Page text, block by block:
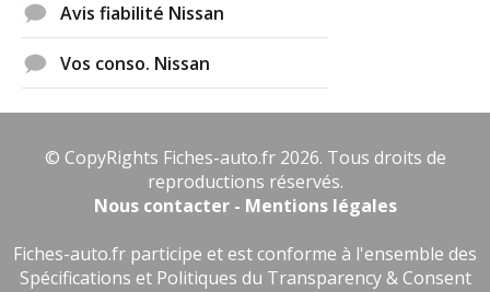
Avis fiabilité Nissan
Vos conso. Nissan
© CopyRights Fiches-auto.fr 2026. Tous droits de
reproductions réservés.
Nous contacter - Mentions légales
Fiches-auto.fr participe et est conforme à l'ensemble des
Spécifications et Politiques du Transparency & Consent